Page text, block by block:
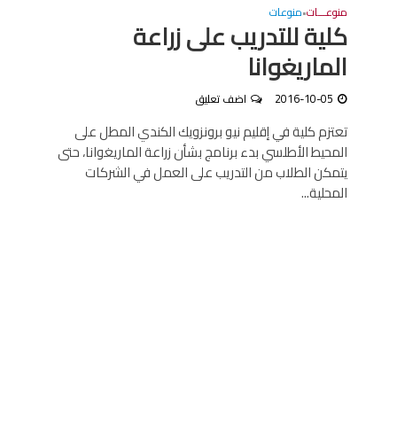
منوعـــات•منوعات
كلية للتدريب على زراعة
الماريغوانا
2016-10-05 اضف تعليق
تعتزم كلية في إقليم نيو برونزويك الكندي المطل على
المحيط الأطلسي بدء برنامج بشأن زراعة الماريغوانا، حتى
يتمكن الطلاب من التدريب على العمل في الشركات
المحلية...